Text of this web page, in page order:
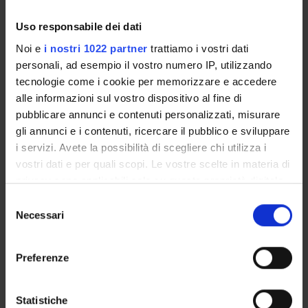
Uso responsabile dei dati
Noi e i nostri 1022 partner trattiamo i vostri dati
personali, ad esempio il vostro numero IP, utilizzando
tecnologie come i cookie per memorizzare e accedere
alle informazioni sul vostro dispositivo al fine di
pubblicare annunci e contenuti personalizzati, misurare
gli annunci e i contenuti, ricercare il pubblico e sviluppare
i servizi. Avete la possibilità di scegliere chi utilizza i
vostri dati e per quali scopi. Le vostre scelte in materia di
privacy sono applicabili solo su questa proprietà digitale
modificare o revocare il proprio consenso in qualsiasi
momento dalla Dichiarazione sui cookie o facendo clic
raccogliere informazioni sulla tua posizione
delNecessari
Preferenze
Statistiche
Calendario didattico
Piani didattici
Calendario esami
Bacheca avvisi
Proposte tesi e stage
Organi collegiali e di governo
Docenti
CORSI DI STUDIO
DOTTORATI, MASTER E FORMAZIONE SUPERIORE